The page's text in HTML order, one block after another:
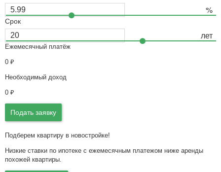
Срок
Ежемесячный платёж
0 ₽
Необходимый доход
0 ₽
Подать заявку
Подберем квартиру в новостройке!
Низкие ставки по ипотеке с ежемесячным платежом ниже аренды
похожей квартиры.